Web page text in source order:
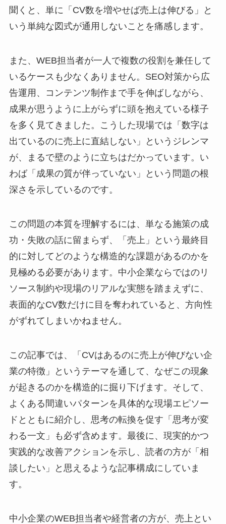
聞くと、単に「CV数を増やせば売上は伸びる」と
いう単純な図式が通用しないことを痛感します。
また、WEB担当者が一人で複数の役割を兼任して
いるケースも少なくありません。SEO対策から広
告運用、コンテンツ制作まで手を伸ばしながら、
成果が思うように上がらずに頭を抱えている様子
を多く見てきました。こうした現場では「数字は
出ているのに売上に直結しない」というジレンマ
が、まるで壁のように立ちはだかっています。い
わば「成果の質が伴っていない」という問題の根
深さを示しているのです。
この問題の本質を理解するには、単なる施策の成
功・失敗の話に留まらず、「売上」という最終目
的に対してどのような構造的な課題があるのかを
見極める必要があります。中小企業ならではのリ
ソース制約や現場のリアルな実態を踏まえずに、
表面的なCV数だけに目を奪われていると、方向性
がずれてしまいかねません。
この記事では、「CVはあるのに売上が伸びない企
業の特徴」というテーマを通して、なぜこの現象
が起きるのかを構造的に掘り下げます。そして、
よくある間違いパターンを具体的な現場エピソー
ドとともに紹介し、思考の転換を促す「思考が変
わる一文」も必ず含めます。最後に、現実的かつ
実践的な改善アクションを示し、読者の方が「相
談したい」と思えるような記事構成にしていま
す。
中小企業のWEB担当者や経営者の方が、売上とい